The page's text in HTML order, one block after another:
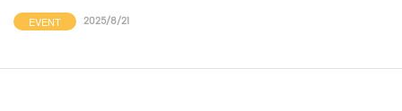
EVENT 2025/8/21